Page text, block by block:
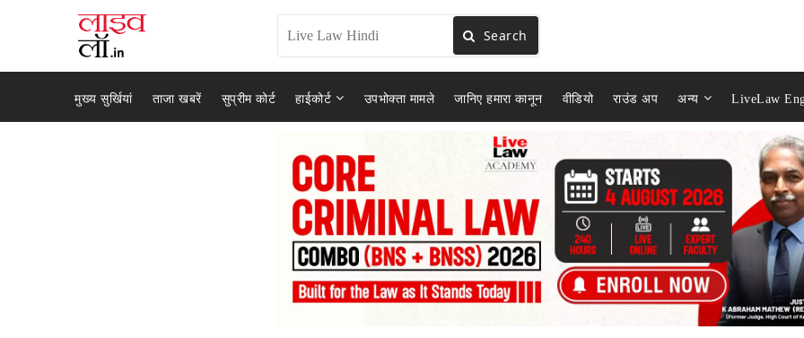
Search
मुख्य सुर्खियां ताजा खबरें सुप्रीम कोर्ट हाईकोर्ट उपभोक्ता मामले जानिए हमारा कानून वीडियो राउंड अप अन्य LiveLaw